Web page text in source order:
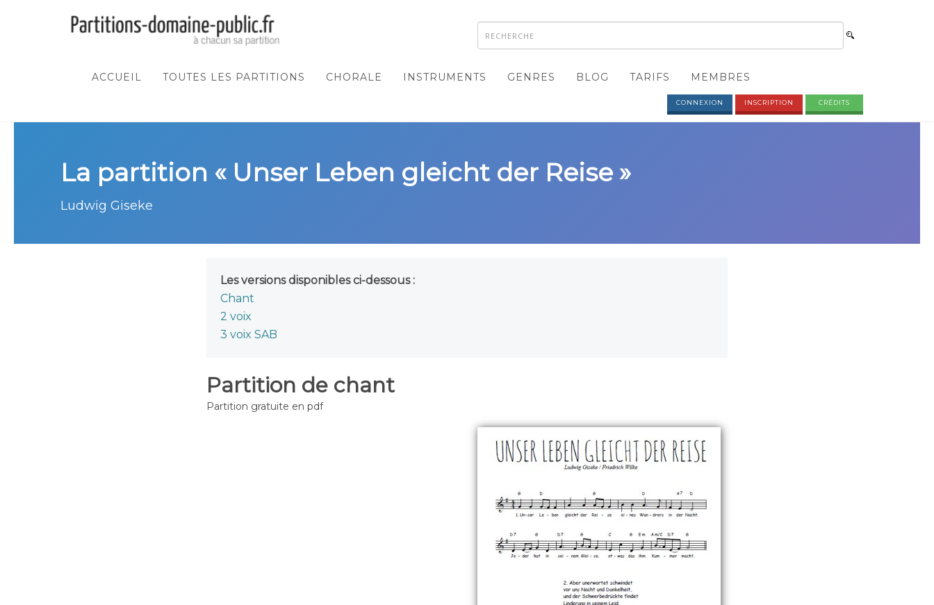
ACCUEIL TOUTES LES PARTITIONS CHORALE INSTRUMENTS GENRES BLOG TARIFS MEMBRES
CONNEXION INSCRIPTION CRÉDITS
La partition « Unser Leben gleicht der Reise »
Ludwig Giseke
Les versions disponibles ci-dessous :
Chant
2 voix
3 voix SAB
Partition de chant
Partition gratuite en pdf